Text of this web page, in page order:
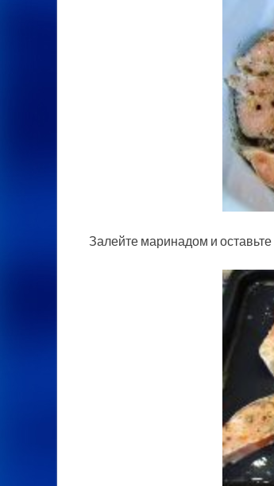
Залейте маринадом и